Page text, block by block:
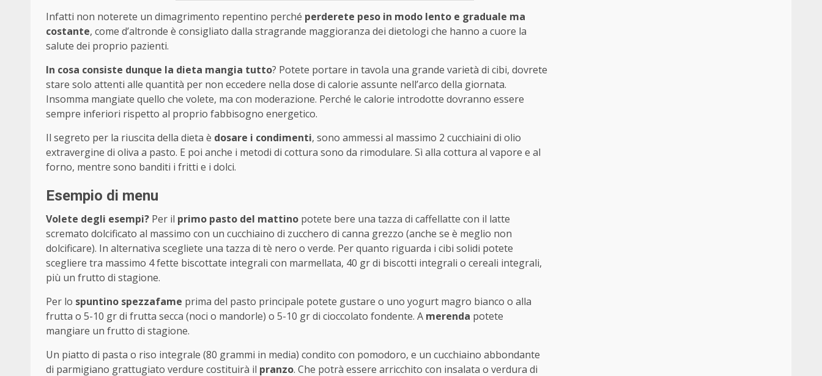
Infatti non noterete un dimagrimento repentino perché perderete peso in modo lento e graduale ma
costante, come d’altronde è consigliato dalla stragrande maggioranza dei dietologi che hanno a cuore la
salute dei proprio pazienti.
In cosa consiste dunque la dieta mangia tutto? Potete portare in tavola una grande varietà di cibi, dovrete
stare solo attenti alle quantità per non eccedere nella dose di calorie assunte nell’arco della giornata.
Insomma mangiate quello che volete, ma con moderazione. Perché le calorie introdotte dovranno essere
sempre inferiori rispetto al proprio fabbisogno energetico.
Il segreto per la riuscita della dieta è dosare i condimenti, sono ammessi al massimo 2 cucchiaini di olio
extravergine di oliva a pasto. E poi anche i metodi di cottura sono da rimodulare. Sì alla cottura al vapore e al
forno, mentre sono banditi i fritti e i dolci.
Esempio di menu
Volete degli esempi? Per il primo pasto del mattino potete bere una tazza di caffellatte con il latte
scremato dolcificato al massimo con un cucchiaino di zucchero di canna grezzo (anche se è meglio non
dolcificare). In alternativa scegliete una tazza di tè nero o verde. Per quanto riguarda i cibi solidi potete
scegliere tra massimo 4 fette biscottate integrali con marmellata, 40 gr di biscotti integrali o cereali integrali,
più un frutto di stagione.
Per lo spuntino spezzafame prima del pasto principale potete gustare o uno yogurt magro bianco o alla
frutta o 5-10 gr di frutta secca (noci o mandorle) o 5-10 gr di cioccolato fondente. A merenda potete
mangiare un frutto di stagione.
Un piatto di pasta o riso integrale (80 grammi in media) condito con pomodoro, e un cucchiaino abbondante
di parmigiano grattugiato verdure costituirà il pranzo. Che potrà essere arricchito con insalata o verdura di